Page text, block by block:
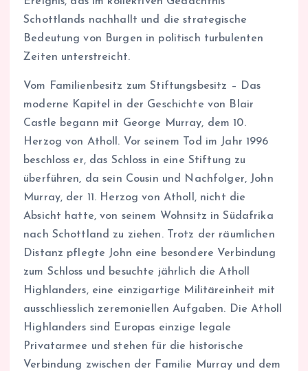
Schottlands nachhallt und die strategische
Bedeutung von Burgen in politisch turbulenten
Zeiten unterstreicht.
Vom Familienbesitz zum Stiftungsbesitz – Das
moderne Kapitel in der Geschichte von Blair
Castle begann mit George Murray, dem 10.
Herzog von Atholl. Vor seinem Tod im Jahr 1996
beschloss er, das Schloss in eine Stiftung zu
überführen, da sein Cousin und Nachfolger, John
Murray, der 11. Herzog von Atholl, nicht die
Absicht hatte, von seinem Wohnsitz in Südafrika
nach Schottland zu ziehen. Trotz der räumlichen
Distanz pflegte John eine besondere Verbindung
zum Schloss und besuchte jährlich die Atholl
Highlanders, eine einzigartige Militäreinheit mit
ausschliesslich zeremoniellen Aufgaben. Die Atholl
Highlanders sind Europas einzige legale
Privatarmee und stehen für die historische
Verbindung zwischen der Familie Murray und dem